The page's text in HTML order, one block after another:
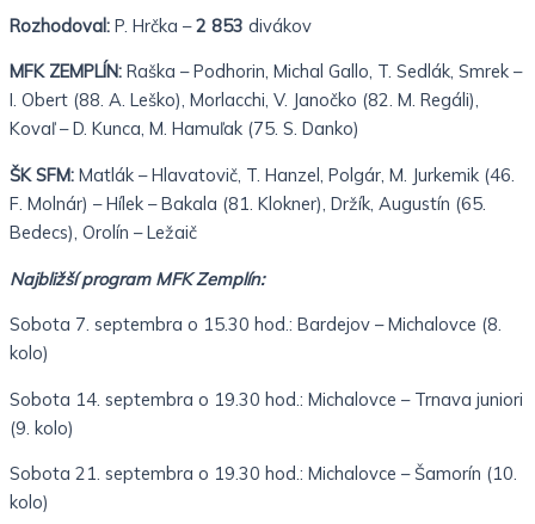
Rozhodoval: P. Hrčka –2 853 divákov
MFK ZEMPLÍN: Raška – Podhorin, Michal Gallo, T. Sedlák, Smrek –
I. Obert (88. A. Leško), Morlacchi, V. Janočko (82. M. Regáli),
Kovaľ – D. Kunca, M. Hamuľak (75. S. Danko)
ŠK SFM: Matlák – Hlavatovič, T. Hanzel, Polgár, M. Jurkemik (46.
F. Molnár) – Hílek – Bakala (81. Klokner), Držík, Augustín (65.
Bedecs), Orolín – Ležaič
Najbližší program MFK Zemplín:
Sobota 7. septembra o 15.30 hod.: Bardejov – Michalovce (8.
kolo)
Sobota 14. septembra o 19.30 hod.: Michalovce – Trnava juniori
(9. kolo)
Sobota 21. septembra o 19.30 hod.: Michalovce – Šamorín (10.
kolo)